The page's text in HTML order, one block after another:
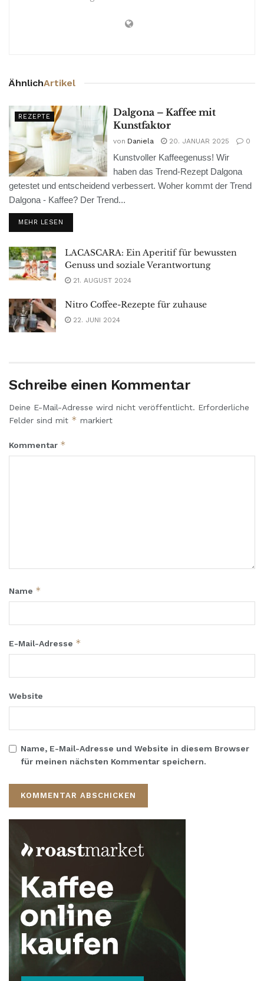
ÄhnlichArtikel
REZEPTE
Dalgona – Kaffee mit
Kunstfaktor
von Daniela 20. JANUAR 2025 0
Kunstvoller Kaffeegenuss! Wir
haben das Trend-Rezept Dalgona
getestet und entscheidend verbessert. Woher kommt der Trend
Dalgona - Kaffee? Der Trend...
MEHR LESEN
LACASCARA: Ein Aperitif für bewussten
Genuss und soziale Verantwortung
21. AUGUST 2024
Nitro Coffee-Rezepte für zuhause
22. JUNI 2024
Schreibe einen Kommentar
Deine E-Mail-Adresse wird nicht veröffentlicht. Erforderliche
Felder sind mit * markiert
Kommentar *
Name *
E-Mail-Adresse *
Website
Name, E-Mail-Adresse und Website in diesem Browser
für meinen nächsten Kommentar speichern.